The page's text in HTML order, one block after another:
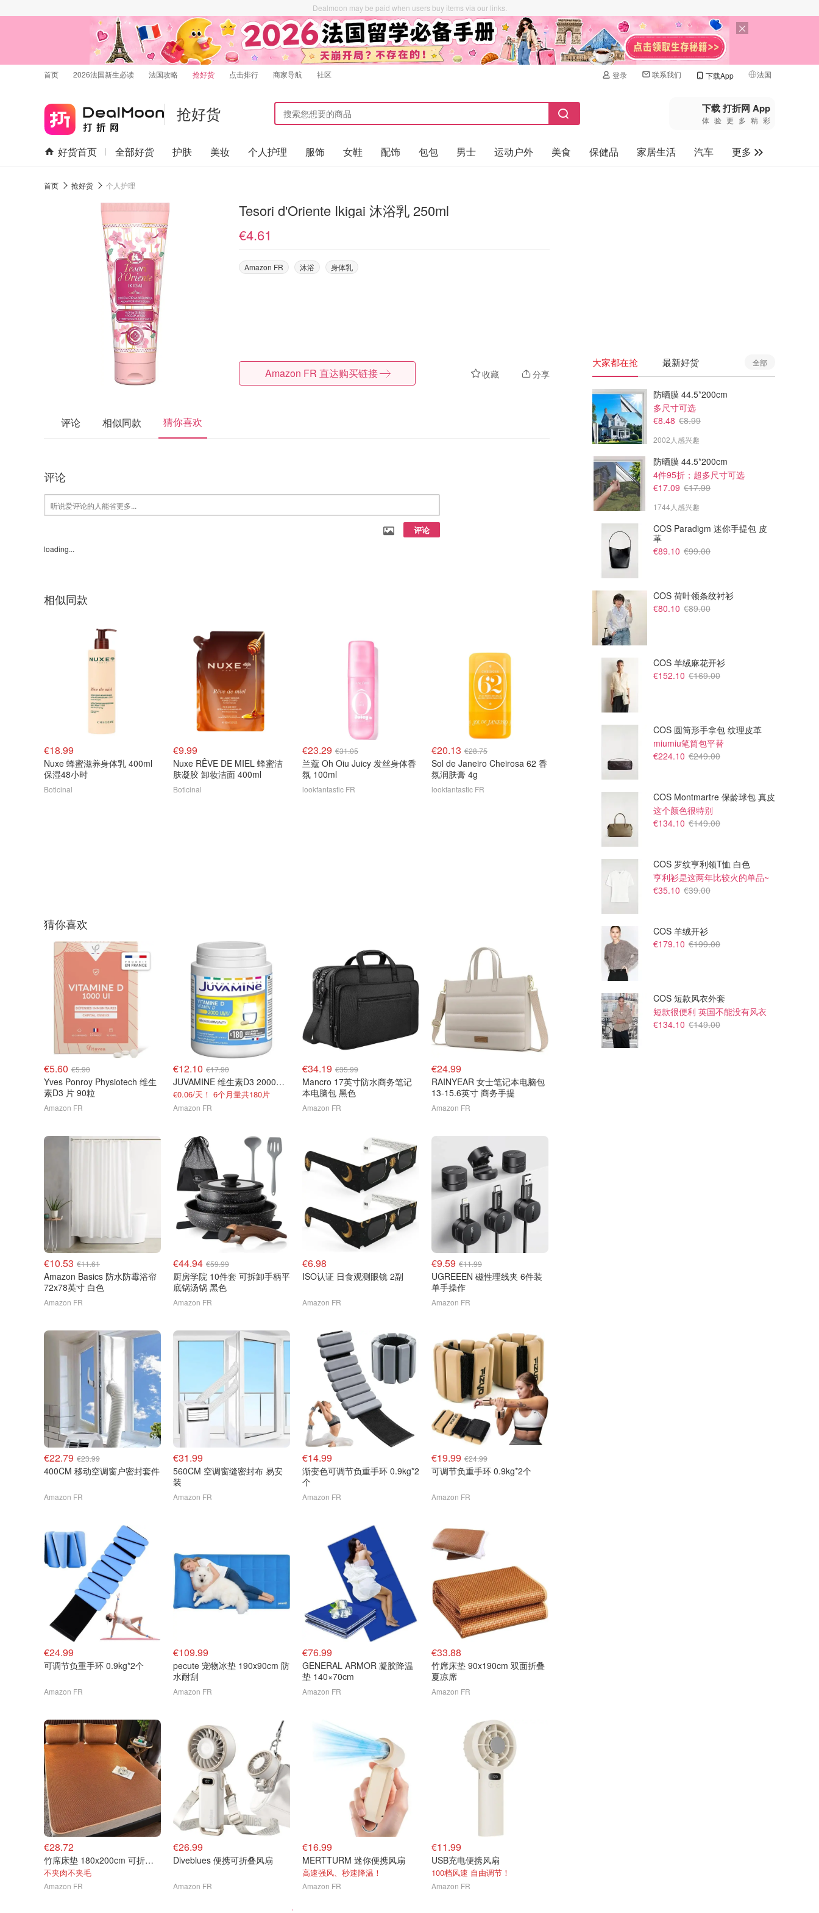
Dealmoon may be paid when users buy items via our links.
首页 2026法国新生必读 法国攻略 抢好货 点击排行 商家导航 社区 登录 联系我们 下载App 法国
🇺🇸美国
🇨🇳中国
🇨🇦加拿大
抢好货 下载 打折网 App
体验更多精彩
好货首页 全部好货 护肤 美妆 个人护理 服饰 女鞋 配饰 包包 男士 运动户外 美食 保健品 家居生活 汽车
更多
首页 抢好货 个人护理
Tesori d'Oriente Ikigai 沐浴乳 250ml
€4.61
Amazon FR 沐浴 身体乳
收藏 分享
Amazon FR 直达购买链接
评论 相似同款 猜你喜欢
评论
评论
loading...
相似同款
€18.99
Nuxe 蜂蜜滋养身体乳 400ml
保湿48小时
Boticinal
€9.99
Nuxe RÊVE DE MIEL 蜂蜜洁
肤凝胶 卸妆洁面 400ml
Boticinal
€23.29 €31.05
兰蔻 Oh Oiu Juicy 发丝身体香
氛 100ml
lookfantastic FR
€20.13 €28.75
Sol de Janeiro Cheirosa 62 香
氛润肤膏 4g
lookfantastic FR
鼠尾草与海盐30ml+护手霜30ml+沐浴露100ml
€10.99
Cattier 椰子香草身体乳 500ml
猜你喜欢
€5.60 €5.90
Yves Ponroy Physiotech 维生
素D3 片 90粒
Amazon FR
€12.10 €17.90
JUVAMINE 维生素D3 2000UI+C+B+锌 免疫抗疲劳
€0.06/天！ 6个月量共180片
Amazon FR
€34.19 €35.99
Mancro 17英寸防水商务笔记
本电脑包 黑色
Amazon FR
€24.99
RAINYEAR 女士笔记本电脑包
13-15.6英寸 商务手提
Amazon FR
€10.53 €11.61
Amazon Basics 防水防霉浴帘
72x78英寸 白色
Amazon FR
€44.94 €59.99
厨房学院 10件套 可拆卸手柄平
底锅汤锅 黑色
Amazon FR
€6.98
ISO认证 日食观测眼镜 2副
Amazon FR
€9.59 €11.99
UGREEEN 磁性理线夹 6件装
单手操作
Amazon FR
€22.79 €23.99
400CM 移动空调窗户密封套件
Amazon FR
€31.99
560CM 空调窗缝密封布 易安
装
Amazon FR
€14.99
渐变色可调节负重手环 0.9kg*2
个
Amazon FR
€19.99 €24.99
可调节负重手环 0.9kg*2个
Amazon FR
€24.99
可调节负重手环 0.9kg*2个
Amazon FR
€109.99
pecute 宠物冰垫 190x90cm 防
水耐刮
Amazon FR
€76.99
GENERAL ARMOR 凝胶降温
垫 140×70cm
Amazon FR
€33.88
竹席床垫 90x190cm 双面折叠
夏凉席
Amazon FR
€28.72
竹席床垫 180x200cm 可折叠双面夏凉席
不夹肉不夹毛
Amazon FR
€26.99
Diveblues 便携可折叠风扇
Amazon FR
€16.99
MERTTURM 迷你便携风扇
高速强风、秒速降温！
Amazon FR
€11.99
USB充电便携风扇
100档风速 自由调节！
Amazon FR
大家都在抢 最新好货 全部
防晒膜 44.5*200cm
多尺寸可选
€8.48 €8.99
2002人感兴趣
防晒膜 44.5*200cm
4件95折；超多尺寸可选
€17.09 €17.99
1744人感兴趣
COS Paradigm 迷你手提包 皮
革
€89.10 €99.00
COS 荷叶领条纹衬衫
€80.10 €89.00
COS 羊绒麻花开衫
€152.10 €169.00
COS 圆筒形手拿包 纹理皮革
miumiu笔筒包平替
€224.10 €249.00
COS Montmartre 保龄球包 真皮
这个颜色很特别
€134.10 €149.00
COS 罗纹亨利领T恤 白色
亨利衫是这两年比较火的单品~
€35.10 €39.00
COS 羊绒开衫
€179.10 €199.00
COS 短款风衣外套
短款很便利 英国不能没有风衣
€134.10 €149.00